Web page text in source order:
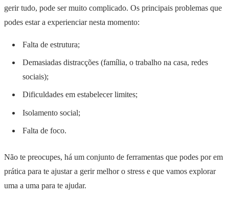
gerir tudo, pode ser muito complicado. Os principais problemas que
podes estar a experienciar nesta momento:
Falta de estrutura;
Demasiadas distracções (família, o trabalho na casa, redes
sociais);
Dificuldades em estabelecer limites;
Isolamento social;
Falta de foco.
Não te preocupes, há um conjunto de ferramentas que podes por em
prática para te ajustar a gerir melhor o stress e que vamos explorar
uma a uma para te ajudar.